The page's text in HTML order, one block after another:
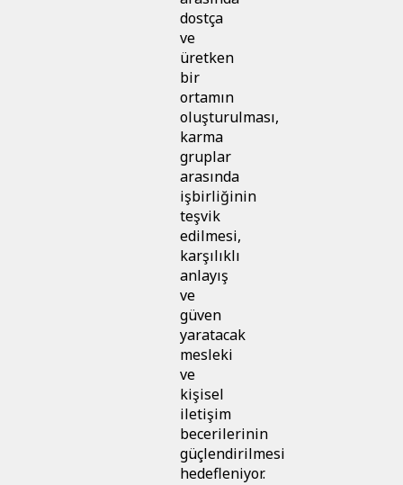
dostça
ve
üretken
bir
ortamın
oluşturulması,
karma
gruplar
arasında
işbirliğinin
teşvik
edilmesi,
karşılıklı
anlayış
ve
güven
yaratacak
mesleki
ve
kişisel
iletişim
becerilerinin
güçlendirilmesi
hedefleniyor.